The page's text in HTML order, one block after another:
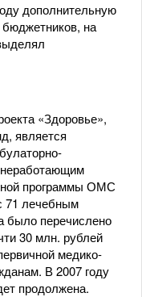
дополнительную
на
«Здоровье»,
является
неработающим
программы ОМС
71 лечебным
было перечислено
30 млн. рублей
медико-
В 2007 году
продолжена.